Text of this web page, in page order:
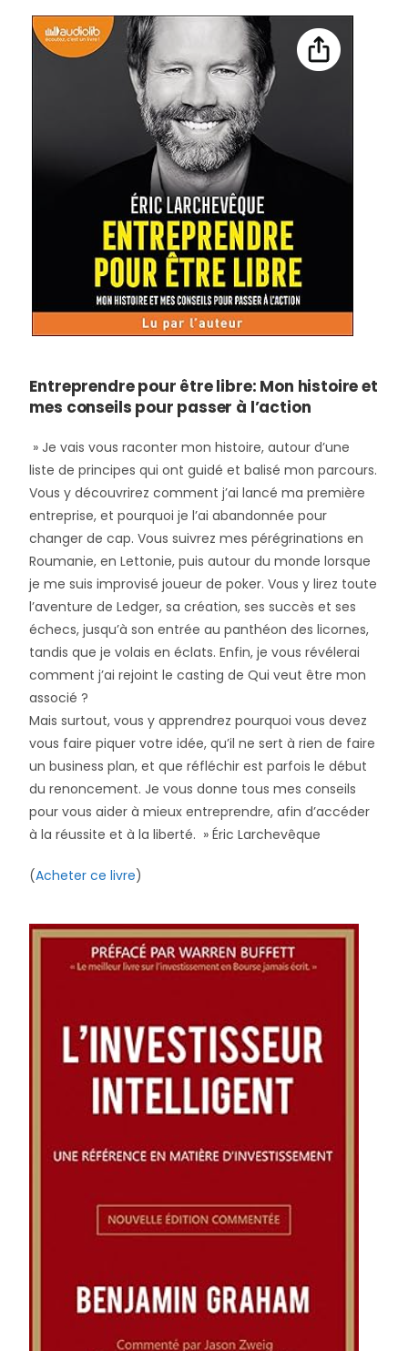
Entreprendre pour être libre: Mon histoire et
mes conseils pour passer à l’action
» Je vais vous raconter mon histoire, autour d’une
liste de principes qui ont guidé et balisé mon parcours.
Vous y découvrirez comment j’ai lancé ma première
entreprise, et pourquoi je l’ai abandonnée pour
changer de cap. Vous suivrez mes pérégrinations en
Roumanie, en Lettonie, puis autour du monde lorsque
je me suis improvisé joueur de poker. Vous y lirez toute
l’aventure de Ledger, sa création, ses succès et ses
échecs, jusqu’à son entrée au panthéon des licornes,
tandis que je volais en éclats. Enfin, je vous révélerai
comment j’ai rejoint le casting deQui veut être mon
associé ?
Mais surtout, vous y apprendrez pourquoi vous devez
vous faire piquer votre idée, qu’il ne sert à rien de faire
unbusiness plan, et que réfléchir est parfois le début
du renoncement. Je vous donne tous mes conseils
pour vous aider à mieux entreprendre, afin d’accéder
à la réussite et à la liberté. » Éric Larchevêque
(Acheter ce livre)